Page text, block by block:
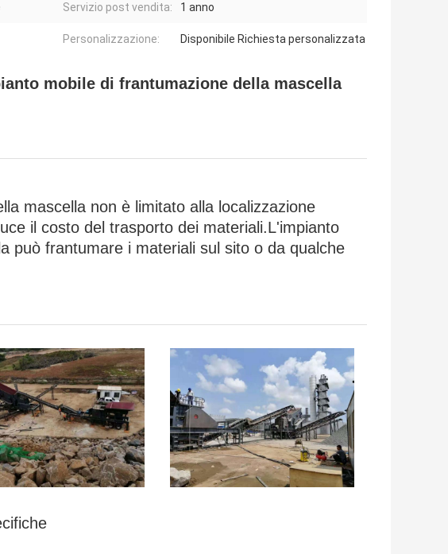
Servizio post vendita: 1 anno
Personalizzazione: Disponibile Richiesta personalizzata
mobile di frantumazione della mascella
mascella non è limitato alla localizzazione
il costo del trasporto dei materiali.L'impianto
può frantumare i materiali sul sito o da qualche